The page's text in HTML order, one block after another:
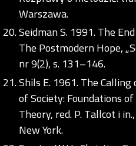
Warszawa.
Seidman S. 1991. The
The Postmodern Hope,
nr 9(2), s. 131–146.
Shils E. 1961. The
of Society: Foundations
Theory, red. P. Tallcot i
New York.